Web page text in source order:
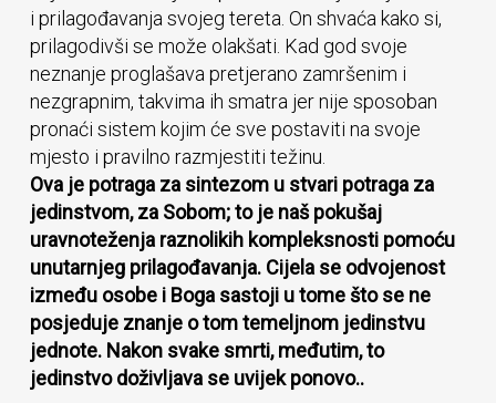
i prilagođavanja svojeg tereta. On shvaća kako si,
prilagodivši se može olakšati. Kad god svoje
neznanje proglašava pretjerano zamršenim i
nezgrapnim, takvima ih smatra jer nije sposoban
pronaći sistem kojim će sve postaviti na svoje
mjesto i pravilno razmjestiti težinu.
Ova je potraga za sintezom u stvari potraga za
jedinstvom, za Sobom; to je naš pokušaj
uravnoteženja raznolikih kompleksnosti pomoću
unutarnjeg prilagođavanja. Cijela se odvojenost
između osobe i Boga sastoji u tome što se ne
posjeduje znanje o tom temeljnom jedinstvu
jednote. Nakon svake smrti, međutim, to
jedinstvo doživljava se uvijek ponovo..